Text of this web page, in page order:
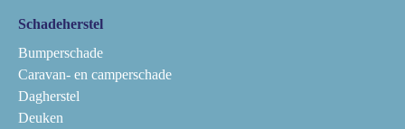
Schadeherstel
Bumperschade
Caravan- en camperschade
Dagherstel
Deuken